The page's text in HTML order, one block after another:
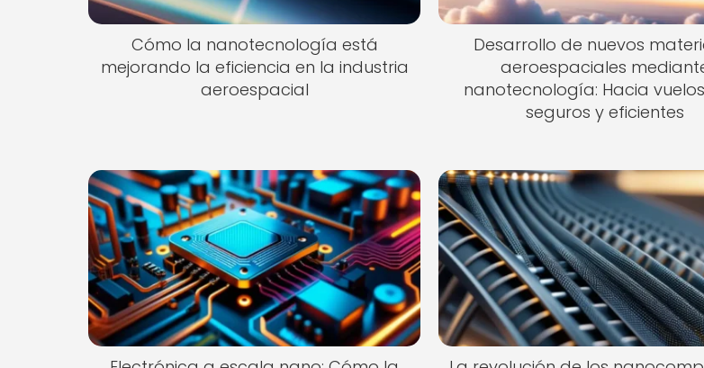
Cómo la nanotecnología está
mejorando la eficiencia en la industria
aeroespacial
Desarrollo de nuevos
aeroespaciales
nanotecnología: Hacia
seguros y eficientes